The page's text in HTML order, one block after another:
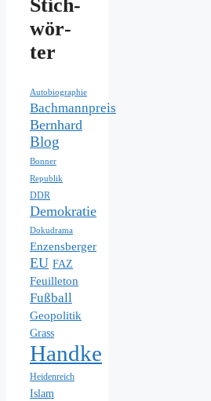
Stich­
wör­
ter
Autobiographie
Bachmannpreis
Bernhard
Blog
Bonner
Republik
DDR
Demokratie
Dokudrama
Enzensberger
EU FAZ
Feuilleton
Fußball
Geopolitik
Grass
Handke
Heidenreich
Islam